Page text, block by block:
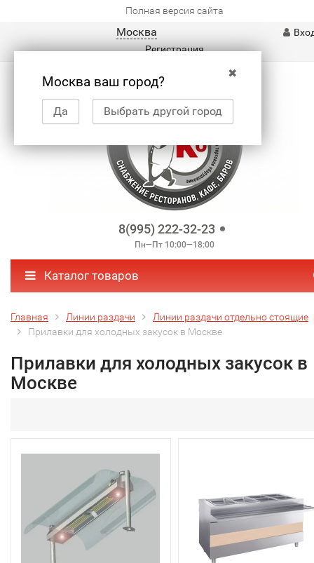
Полная версия сайта
Москва
✖
Москва ваш город?
Да Выбрать другой город
Регистрация
8(995) 222-32-23
Пн—Пт 10:00—18:00
Каталог товаров
Главная Линии раздачи
Линии раздачи отдельно стоящие
Прилавки для холодных закусок в Москве
Прилавки для холодных закусок в
Москве